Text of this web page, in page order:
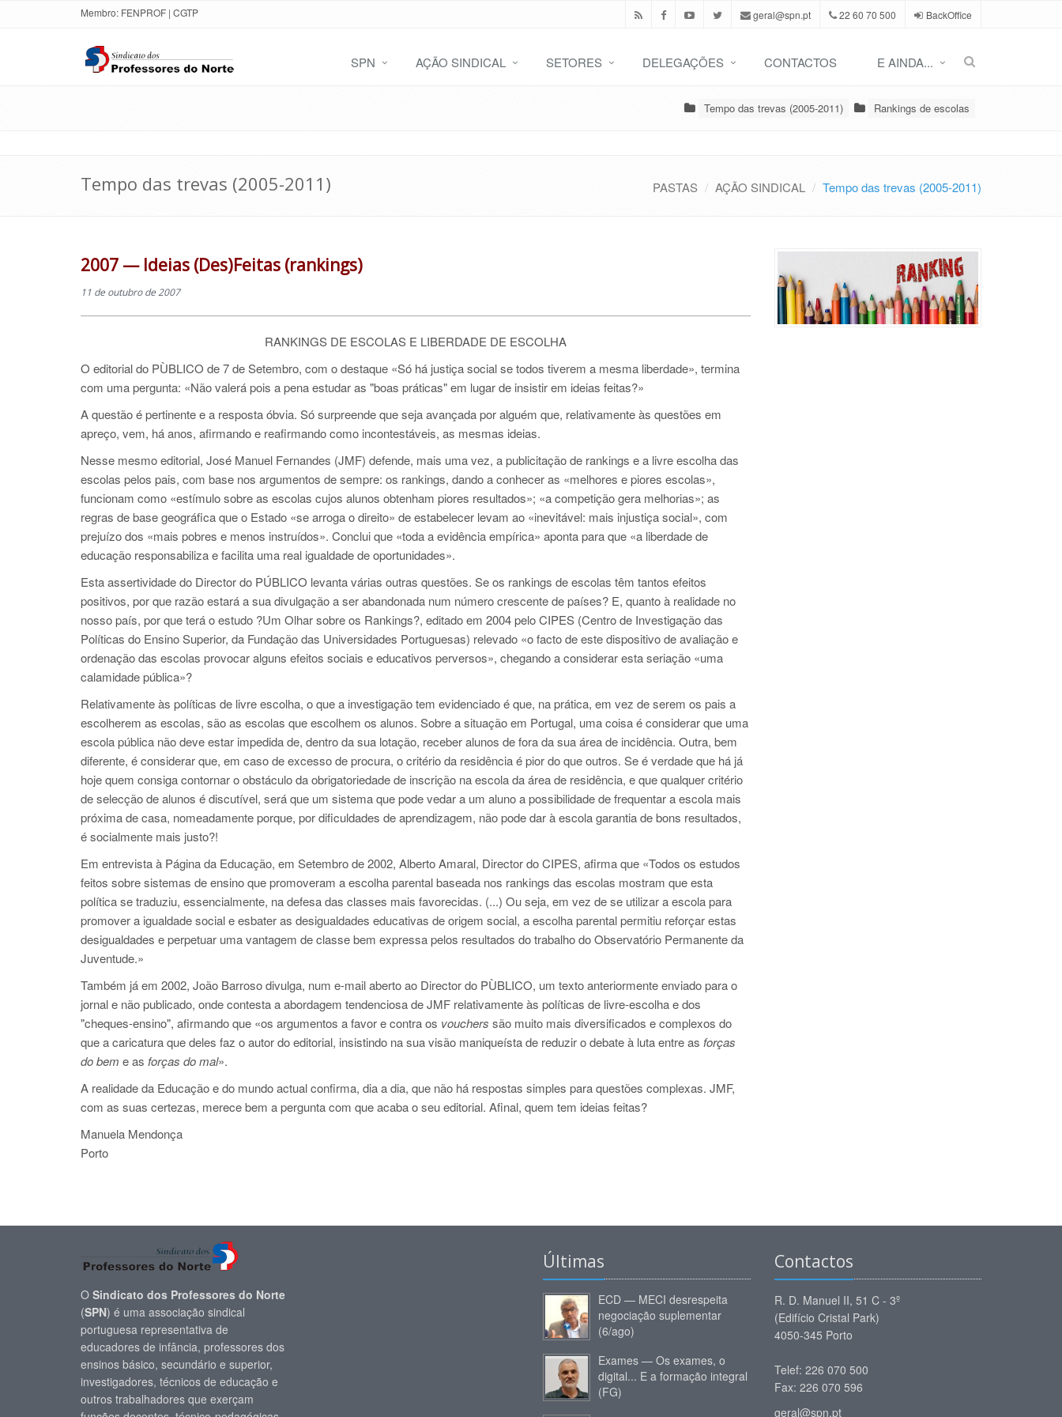
Membro: FENPROF | CGTP geral@spn.pt 22 60 70 500 BackOffice
SPN AÇÃO SINDICAL SETORES DELEGAÇÕES CONTACTOS E AINDA...
Tempo das trevas (2005-2011) Rankings de escolas
Tempo das trevas (2005-2011) PASTAS AÇÃO SINDICAL Tempo das trevas (2005-2011)
2007 — Ideias (Des)Feitas (rankings)
11 de outubro de 2007
RANKINGS DE ESCOLAS E LIBERDADE DE ESCOLHA
O editorial do PÙBLICO de 7 de Setembro, com o destaque «Só há justiça social se todos tiverem a mesma liberdade», termina
com uma pergunta: «Não valerá pois a pena estudar as "boas práticas" em lugar de insistir em ideias feitas?»
A questão é pertinente e a resposta óbvia. Só surpreende que seja avançada por alguém que, relativamente às questões em
apreço, vem, há anos, afirmando e reafirmando como incontestáveis, as mesmas ideias.
Nesse mesmo editorial, José Manuel Fernandes (JMF) defende, mais uma vez, a publicitação de rankings e a livre escolha das
escolas pelos pais, com base nos argumentos de sempre: os rankings, dando a conhecer as «melhores e piores escolas»,
funcionam como «estímulo sobre as escolas cujos alunos obtenham piores resultados»; «a competição gera melhorias»; as
regras de base geográfica que o Estado «se arroga o direito» de estabelecer levam ao «inevitável: mais injustiça social», com
prejuízo dos «mais pobres e menos instruídos». Conclui que «toda a evidência empírica» aponta para que «a liberdade de
educação responsabiliza e facilita uma real igualdade de oportunidades».
Esta assertividade do Director do PÚBLICO levanta várias outras questões. Se os rankings de escolas têm tantos efeitos
positivos, por que razão estará a sua divulgação a ser abandonada num número crescente de países? E, quanto à realidade no
nosso país, por que terá o estudo ?Um Olhar sobre os Rankings?, editado em 2004 pelo CIPES (Centro de Investigação das
Políticas do Ensino Superior, da Fundação das Universidades Portuguesas) relevado «o facto de este dispositivo de avaliação e
ordenação das escolas provocar alguns efeitos sociais e educativos perversos», chegando a considerar esta seriação «uma
calamidade pública»?
Relativamente às políticas de livre escolha, o que a investigação tem evidenciado é que, na prática, em vez de serem os pais a
escolherem as escolas, são as escolas que escolhem os alunos. Sobre a situação em Portugal, uma coisa é considerar que uma
escola pública não deve estar impedida de, dentro da sua lotação, receber alunos de fora da sua área de incidência. Outra, bem
diferente, é considerar que, em caso de excesso de procura, o critério da residência é pior do que outros. Se é verdade que há já
hoje quem consiga contornar o obstáculo da obrigatoriedade de inscrição na escola da área de residência, e que qualquer critério
de selecção de alunos é discutível, será que um sistema que pode vedar a um aluno a possibilidade de frequentar a escola mais
próxima de casa, nomeadamente porque, por dificuldades de aprendizagem, não pode dar à escola garantia de bons resultados,
é socialmente mais justo?!
Em entrevista à Página da Educação, em Setembro de 2002, Alberto Amaral, Director do CIPES, afirma que «Todos os estudos
feitos sobre sistemas de ensino que promoveram a escolha parental baseada nos rankings das escolas mostram que esta
política se traduziu, essencialmente, na defesa das classes mais favorecidas. (...) Ou seja, em vez de se utilizar a escola para
promover a igualdade social e esbater as desigualdades educativas de origem social, a escolha parental permitiu reforçar estas
desigualdades e perpetuar uma vantagem de classe bem expressa pelos resultados do trabalho do Observatório Permanente da
Juventude.»
Também já em 2002, João Barroso divulga, num e-mail aberto ao Director do PÙBLICO, um texto anteriormente enviado para o
jornal e não publicado, onde contesta a abordagem tendenciosa de JMF relativamente às políticas de livre-escolha e dos
"cheques-ensino", afirmando que «os argumentos a favor e contra os vouchers são muito mais diversificados e complexos do
que a caricatura que deles faz o autor do editorial, insistindo na sua visão maniqueísta de reduzir o debate à luta entre as forças
do bem e as forças do mal».
A realidade da Educação e do mundo actual confirma, dia a dia, que não há respostas simples para questões complexas. JMF,
com as suas certezas, merece bem a pergunta com que acaba o seu editorial. Afinal, quem tem ideias feitas?
Manuela Mendonça
Porto
O Sindicato dos Professores do Norte
(SPN) é uma associação sindical
portuguesa representativa de
educadores de infância, professores dos
ensinos básico, secundário e superior,
investigadores, técnicos de educação e
outros trabalhadores que exerçam
Últimas
ECD — MECI desrespeita
negociação suplementar
(6/ago)
Exames — Os exames, o
digital... E a formação integral
(FG)
Contactos
R. D. Manuel II, 51 C - 3º
(Edifício Cristal Park)
4050-345 Porto
Telef: 226 070 500
Fax: 226 070 596
geral@spn.pt